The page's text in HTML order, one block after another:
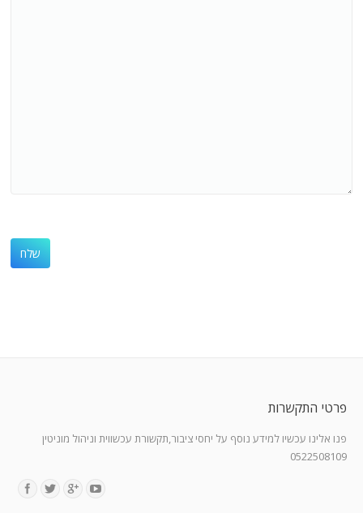
פרטי התקשרות
פנו אלינו עכשיו למידע נוסף על יחסי ציבור,תקשורת עכשווית וניהול מוניטין
0522508109